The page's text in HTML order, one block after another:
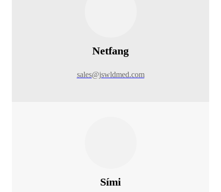
Netfang
sales@jswldmed.com
Sími